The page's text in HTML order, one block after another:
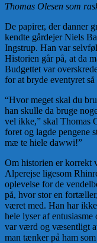
Thomas Olesen som
De papirer, der danner
kendte gårdejer Niels
Ingstrup. Han var
Historien går på, at da
Budgettet var
for at bryde eventyret
“Hvor meget skal du
han skulle da bruge
vel ikke,” skal Thomas
foret og lagde pengene
mæ te hiele dawwi!”
Om historien er korrekt
Alperejse ligesom
oplevelse for de
på, hvor stor en
været med. Han har
hele lyser af
var værd og væsentligt
man tænker på ham